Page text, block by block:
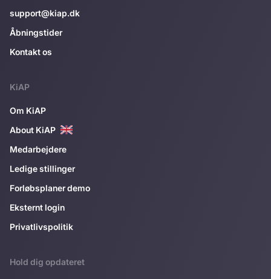
support@kiap.dk
Åbningstider
Kontakt os
KiAP
Om KiAP
About KiAP
Medarbejdere
Ledige stillinger
Forløbsplaner demo
Eksternt login
Privatlivspolitik
Hold dig opdateret